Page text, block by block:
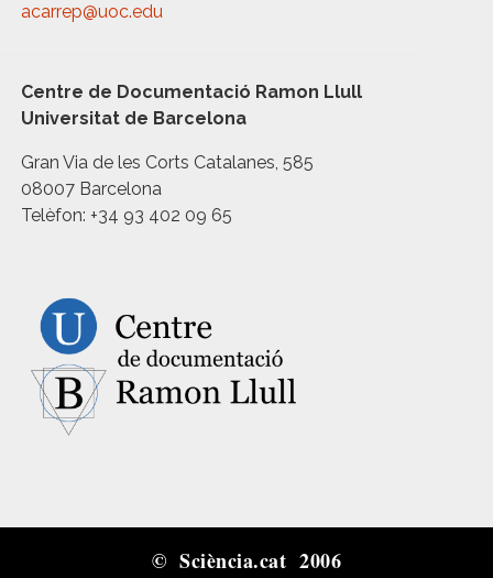
acarrep@uoc.edu
Centre de Documentació Ramon Llull
Universitat de Barcelona
Gran Via de les Corts Catalanes, 585
08007 Barcelona
Telèfon: +34 93 402 09 65
© Sciència.cat 2006